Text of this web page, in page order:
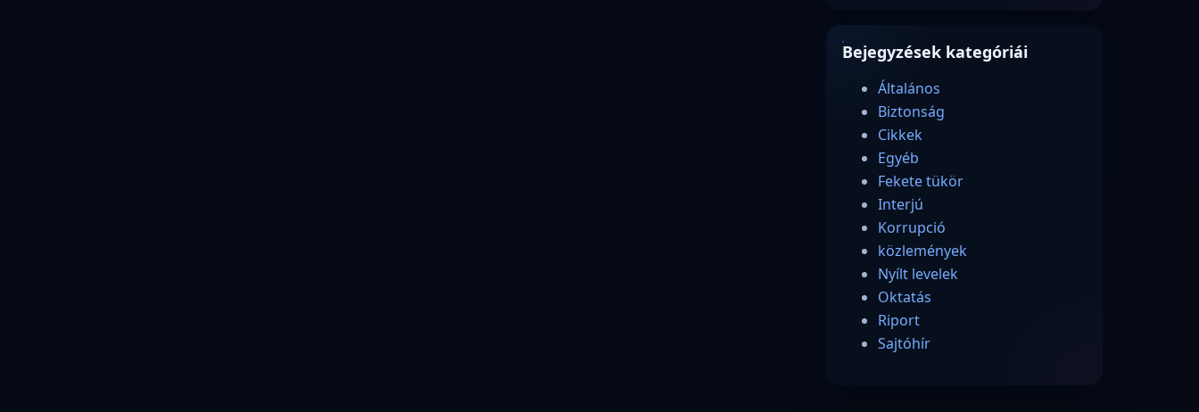
Bejegyzések kategóriái
Általános
Biztonság
Cikkek
Egyéb
Fekete tükör
Interjú
Korrupció
közlemények
Nyílt levelek
Oktatás
Riport
Sajtóhír